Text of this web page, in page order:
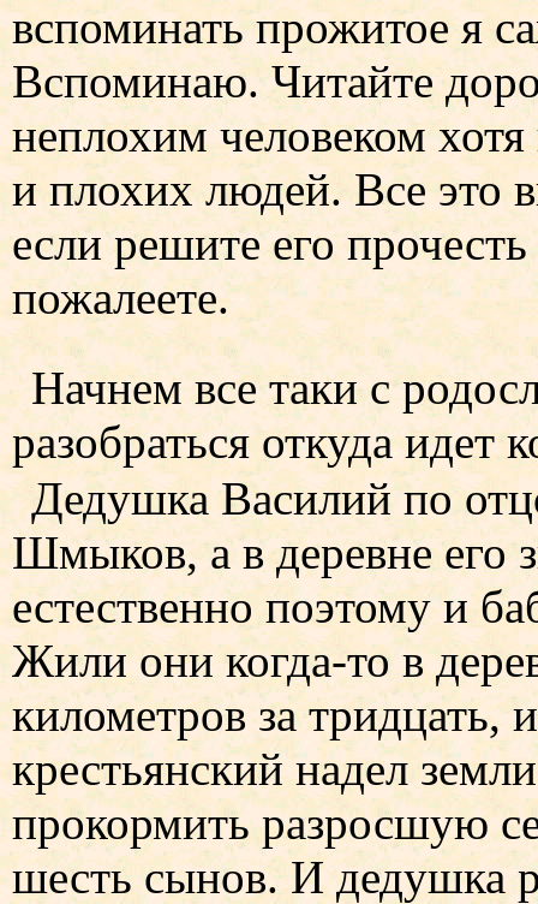
вспоминать прожитое я
Вспоминаю. Читайте
неплохим человеком
и плохих людей. Все это
если решите его
пожалеете.
Начнем все таки с
разобраться откуда идет
Дедушка Василий по
Шмыков, а в деревне его
естественно поэтому и
Жили они когда-то в
километров за тридцать,
крестьянский надел
прокормить разросшую
шесть сынов. И дедушка